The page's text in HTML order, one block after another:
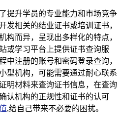
提升学员的专业能力和市场竞争
发相关的结业证书或培训证书，
构而异，呈现出多样化的特点，
或学习平台上提供证书查询服
中注册的账号和密码登录查询，
型机构，可能需要通过耐心联系
明材料来查询证书信息，在查询
认机构的正规性和证书的认可
,给自己带来不必要的困扰。